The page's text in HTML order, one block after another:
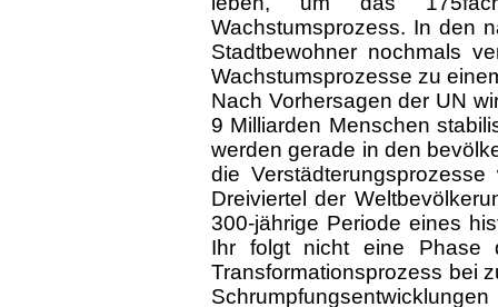
Wachstumsprozess. In den
Stadtbewohner nochmals
Wachstumsprozesse zu
Nach Vorhersagen der UN
9 Milliarden Menschen
werden gerade in den
die
Dreiviertel der
300-jährige Periode eines
Ihr folgt nicht eine Phase
Transformationsprozess bei